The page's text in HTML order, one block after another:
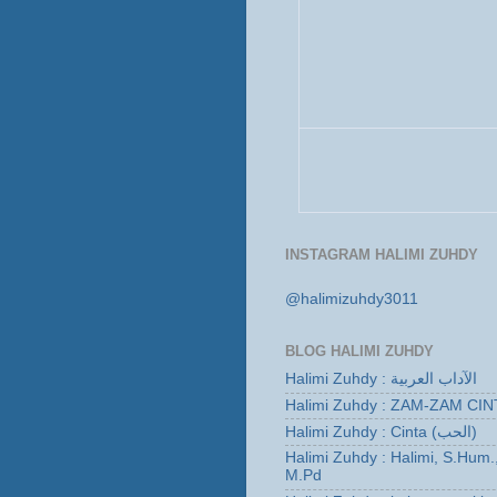
INSTAGRAM HALIMI ZUHDY
@halimizuhdy3011
BLOG HALIMI ZUHDY
Halimi Zuhdy : الآداب العربية
Halimi Zuhdy : ZAM-ZAM
Halimi Zuhdy : Cinta (الحب)
Halimi Zuhdy : Halimi,
M.Pd